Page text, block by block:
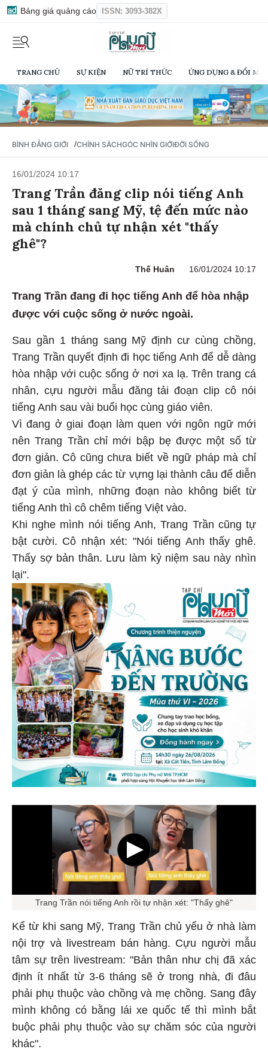
Bảng giá quảng cáo ISSN: 3093-382X
TRANG CHỦ SỰ KIỆN NỮ TRÍ THỨC ỨNG DỤNG & ĐỔI
BÌNH ĐẲNG GIỚI /CHÍNH SÁCHGÓC NHÌN GIỚIĐỜI SỐNG
16/01/2024 10:17
Trang Trần đăng clip nói tiếng Anh
sau 1 tháng sang Mỹ, tệ đến mức nào
mà chính chủ tự nhận xét "thấy
ghê"?
Thế Huân 16/01/2024 10:17
Trang Trần đang đi học tiếng Anh để hòa nhập
được với cuộc sống ở nước ngoài.
Sau gần 1 tháng sang Mỹ định cư cùng chồng,
Trang Trần quyết định đi học tiếng Anh để dễ dàng
hòa nhập với cuộc sống ở nơi xa lạ. Trên trang cá
nhân, cựu người mẫu đăng tải đoạn clip cô nói
tiếng Anh sau vài buổi học cùng giáo viên.
Vì đang ở giai đoạn làm quen với ngôn ngữ mới
nên Trang Trần chỉ mới bập bẹ được một số từ
đơn giản. Cô cũng chưa biết về ngữ pháp mà chỉ
đơn giản là ghép các từ vựng lại thành câu để diễn
đạt ý của mình, những đoạn nào không biết từ
tiếng Anh thì cô chêm tiếng Việt vào.
Khi nghe mình nói tiếng Anh, Trang Trần cũng tự
bật cười. Cô nhận xét: "Nói tiếng Anh thấy ghê.
Thấy sợ bản thân. Lưu làm kỷ niệm sau này nhìn
lại".
Trang Trần nói tiếng Anh rồi tự nhận xét: "Thấy ghê"
Kể từ khi sang Mỹ, Trang Trần chủ yếu ở nhà làm
nội trợ và livestream bán hàng. Cựu người mẫu
tâm sự trên livestream: "Bản thân như chị đã xác
định ít nhất từ 3-6 tháng sẽ ở trong nhà, đi đâu
phải phụ thuộc vào chồng và mẹ chồng. Sang đây
mình không có bằng lái xe quốc tế thì mình bắt
buộc phải phụ thuộc vào sự chăm sóc của người
khác".